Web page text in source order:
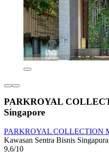
PARKROYAL
Singapore
PARKROYAL COLLECTION
Kawasan Sentra Bisnis
9,6/10